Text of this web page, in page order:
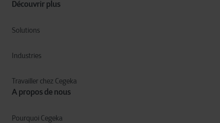
Découvrir plus
Solutions
Industries
Travailler chez Cegeka
A propos de nous
Pourquoi Cegeka